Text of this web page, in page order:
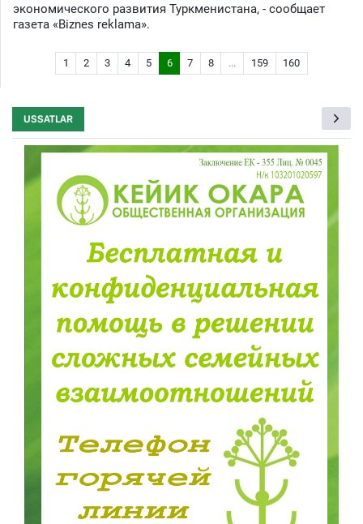
экономического развития Туркменистана, - сообщает
газета «Biznes reklama».
1 2 3 4 5 6 7 8 ... 159 160
USSATLAR